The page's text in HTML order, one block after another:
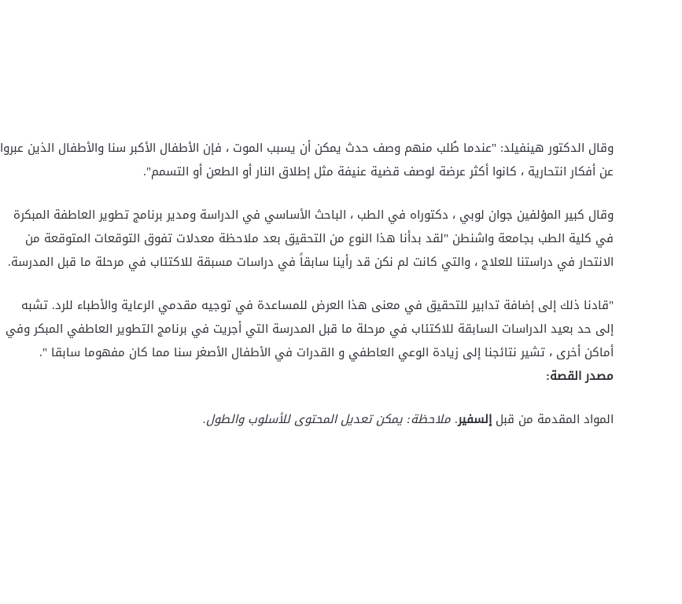
وقال الدكتور هينفيلد: "عندما طُلب منهم وصف حدث يمكن أن يسبب الموت ، فإن الأطفال الأكبر سنا والأطفال الذين عبروا
عن أفكار انتحارية ، كانوا أكثر عرضة لوصف قضية عنيفة مثل إطلاق النار أو الطعن أو التسمم".
وقال كبير المؤلفين جوان لوبي ، دكتوراه في الطب ، الباحث الأساسي في الدراسة ومدير برنامج تطوير العاطفة المبكرة
في كلية الطب بجامعة واشنطن "لقد بدأنا هذا النوع من التحقيق بعد ملاحظة معدلات تفوق التوقعات المتوقعة من
الانتحار في دراستنا للعلاج ، والتي كانت لم نكن قد رأينا سابقاً في دراسات مسبقة للاكتئاب في مرحلة ما قبل المدرسة.
"قادنا ذلك إلى إضافة تدابير للتحقيق في معنى هذا العرض للمساعدة في توجيه مقدمي الرعاية والأطباء للرد. تشبه
إلى حد بعيد الدراسات السابقة للاكتئاب في مرحلة ما قبل المدرسة التي أجريت في برنامج التطوير العاطفي المبكر وفي
أماكن أخرى ، تشير نتائجنا إلى زيادة الوعي العاطفي و القدرات في الأطفال الأصغر سنا مما كان مفهوما سابقا ".
مصدر القصة:
المواد المقدمة من قبلإلسفير. ملاحظة: يمكن تعديل المحتوى للأسلوب والطول.